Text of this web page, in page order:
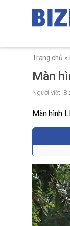
Trang chủ »
Màn
Người viết:
Màn hình